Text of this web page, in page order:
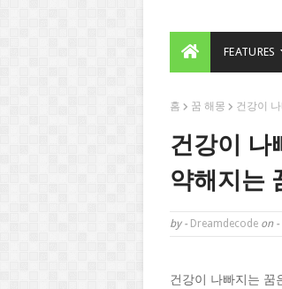
FEATURES
홈 꿈 해몽 건강이
건강이 나
약해지는
by - Dreamdecode on -
건강이 나빠지는 꿈